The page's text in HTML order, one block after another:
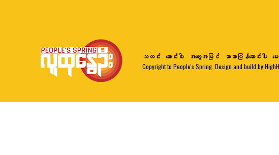
သတင်း ဆောင်းပါး အတွေးအမြင် ဘာသာပြန်ဆောင်းပါး မ
Copyright to People's Spring. Design and build by